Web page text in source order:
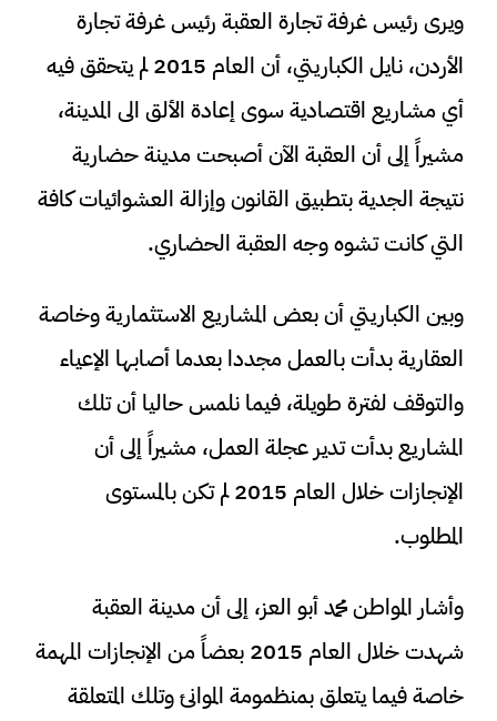
ويرى رئيس غرفة تجارة العقبة رئيس غرفة تجارة
الأردن، نايل الكباريتي، أن العام 2015 لم يتحقق فيه
أي مشاريع اقتصادية سوى إعادة الألق الى المدينة،
مشيراً إلى أن العقبة الآن أصبحت مدينة حضارية
نتيجة الجدية بتطبيق القانون وإزالة العشوائيات كافة
التي كانت تشوه وجه العقبة الحضاري.
وبين الكباريتي أن بعض المشاريع الاستثمارية وخاصة
العقارية بدأت بالعمل مجددا بعدما أصابها الإعياء
والتوقف لفترة طويلة، فيما نلمس حاليا أن تلك
المشاريع بدأت تدير عجلة العمل، مشيراً إلى أن
الإنجازات خلال العام 2015 لم تكن بالمستوى
المطلوب.
وأشار المواطن محمد أبو العز، إلى أن مدينة العقبة
شهدت خلال العام 2015 بعضاً من الإنجازات المهمة
خاصة فيما يتعلق بمنظمومة الموانئ وتلك المتعلقة